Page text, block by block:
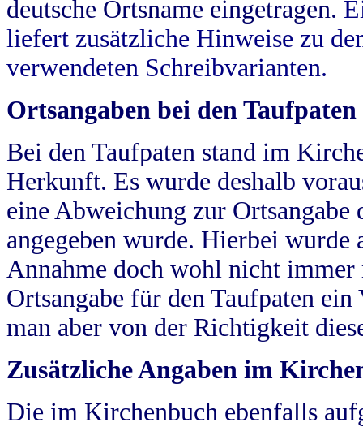
deutsche Ortsname eingetragen.
liefert zusätzliche Hinweise zu
verwendeten Schreibvarianten.
Ortsangaben bei den Taufpaten
Bei den Taufpaten stand im
Herkunft. Es wurde deshalb
eine Abweichung zur
angegeben wurde. Hierbei wurde
Annahme doch wohl nicht
Ortsangabe für den Taufpaten
man aber von der Richtigkeit
Zusätzliche Angaben im
Die im Kirchenbuch ebenfalls